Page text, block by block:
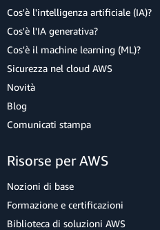
Cos'è l'intelligenza artificiale (IA)?
Cos'è l'IA generativa?
Cos'è il machine learning (ML)?
Sicurezza nel cloud AWS
Novità
Blog
Comunicati stampa
Risorse per AWS
Nozioni di base
Formazione e certificazioni
Biblioteca di soluzioni AWS